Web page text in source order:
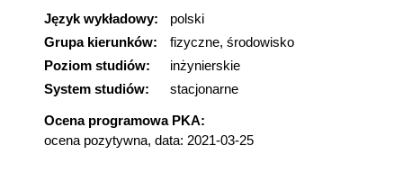
Język wykładowy:
polski
Grupa kierunków:
fizyczne, środowisko
Poziom studiów:
inżynierskie
System studiów:
stacjonarne
Ocena programowa PKA:
ocena pozytywna, data: 2021-03-25